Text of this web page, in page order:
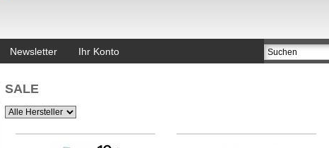
Newsletter Ihr Konto
SALE